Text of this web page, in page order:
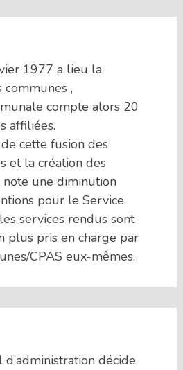
1977 a lieu la
communes ,
compte alors 20
affiliées.
cette fusion des
et la création des
note une diminution
pour le Service
services rendus sont
plus pris en charge par
CPAS eux-mêmes.
d’administration décide